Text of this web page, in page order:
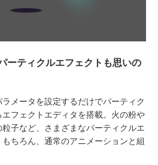
ーティクルエフェクトも思いの
メータを設定するだけでパーティク
フェクトエディタを搭載。火の粉や
子など、さまざまなパーティクルエ
ちろん、通常のアニメーションと組